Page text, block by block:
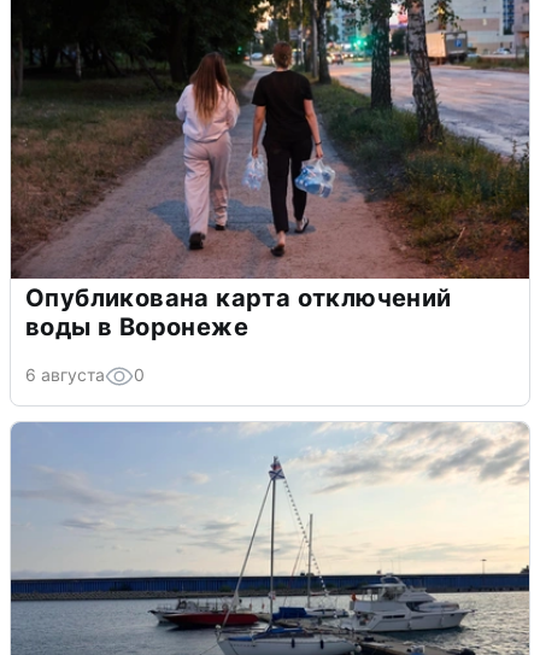
Опубликована карта отключений
воды в Воронеже
6 августа 0